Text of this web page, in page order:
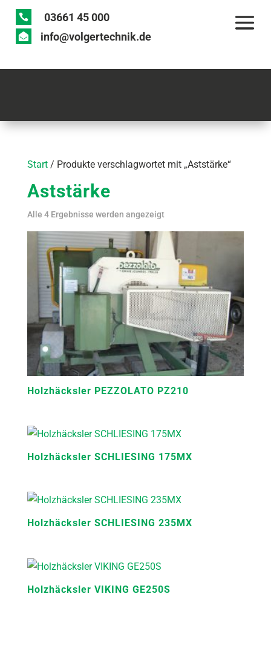
 03661 45 000
 info@volgertechnik.de
Start/ Produkte verschlagwortet mit „Aststärke“
Aststärke
Alle 4 Ergebnisse werden angezeigt
Holzhäcksler PEZZOLATO PZ210
Holzhäcksler SCHLIESING 175MX
Holzhäcksler SCHLIESING 235MX
Holzhäcksler VIKING GE250S